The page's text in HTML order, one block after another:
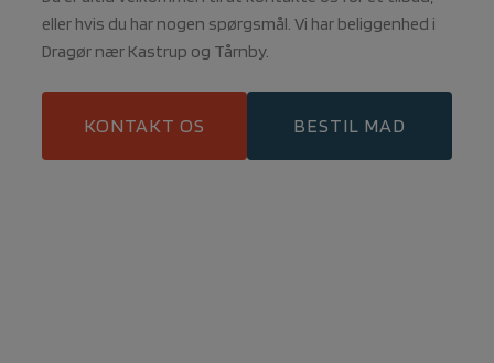
eller hvis du har nogen spørgsmål. Vi har beliggenhed i
Dragør nær Kastrup og Tårnby.
KONTAKT OS BESTIL MAD